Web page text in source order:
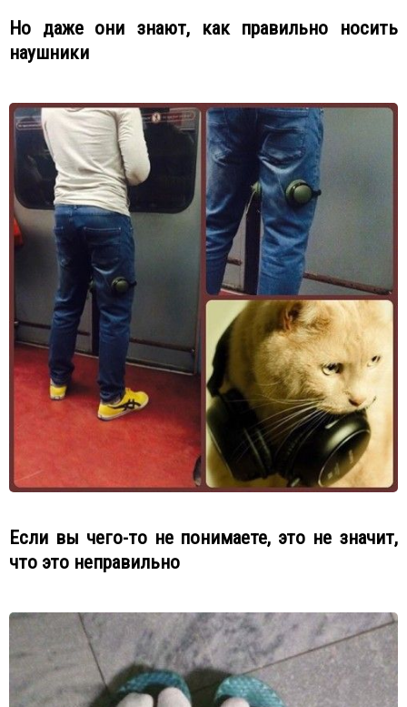
Но даже они знают, как правильно носить
наушники
Если вы чего-то не понимаете, это не значит,
что это неправильно